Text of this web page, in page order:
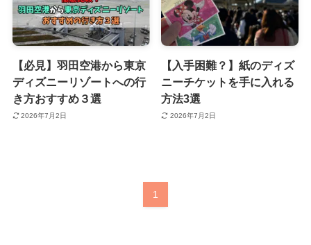
【必見】羽田空港から東京
ディズニーリゾートへの行
き方おすすめ３選
2026年7月2日
【入手困難？】紙のディズ
ニーチケットを手に入れる
方法3選
2026年7月2日
1